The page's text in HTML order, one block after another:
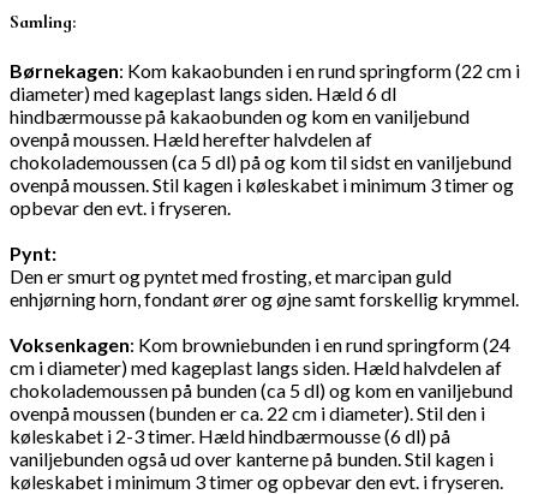
Samling:
Børnekagen: Kom kakaobunden i en rund springform (22 cm i
diameter) med kageplast langs siden. Hæld 6 dl
hindbærmousse på kakaobunden og kom en vaniljebund
ovenpå moussen. Hæld herefter halvdelen af
chokolademoussen (ca 5 dl) på og kom til sidst en vaniljebund
ovenpå moussen. Stil kagen i køleskabet i minimum 3 timer og
opbevar den evt. i fryseren.
Pynt:
Den er smurt og pyntet med frosting, et marcipan guld
enhjørning horn, fondant ører og øjne samt forskellig krymmel.
Voksenkagen: Kom browniebunden i en rund springform (24
cm i diameter) med kageplast langs siden. Hæld halvdelen af
chokolademoussen på bunden (ca 5 dl) og kom en vaniljebund
ovenpå moussen (bunden er ca. 22 cm i diameter). Stil den i
køleskabet i 2-3 timer. Hæld hindbærmousse (6 dl) på
vaniljebunden også ud over kanterne på bunden. Stil kagen i
køleskabet i minimum 3 timer og opbevar den evt. i fryseren.